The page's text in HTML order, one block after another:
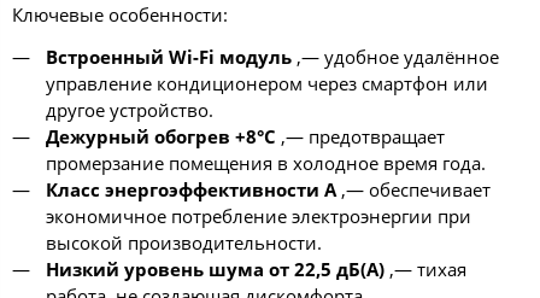
Ключевые особенности:
Встроенный Wi-Fi модуль,— удобное удалённое
управление кондиционером через смартфон или
другое устройство.
Дежурный обогрев +8°C ,— предотвращает
промерзание помещения в холодное время года.
Класс энергоэффективности A,— обеспечивает
экономичное потребление электроэнергии при
высокой производительности.
Низкий уровень шума от 22,5 дБ(А),— тихая